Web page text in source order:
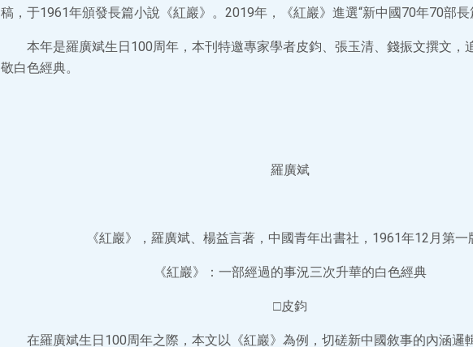
稿，于1961年頒發長篇小說《紅巖》。2019年，《紅巖》進選“新中國70年70部長
本年是羅廣斌生日100周年，本刊特邀專家學者皮鈞、張玉清、錢振文撰文，
敬白色經典。
羅廣斌
《紅巖》，羅廣斌、楊益言著，中國青年出書社，1961年12月第一
《紅巖》：一部經過的事況三次升華的白色經典
□皮鈞
在羅廣斌生日100周年之際，本文以《紅巖》為例，切磋新中國敘事的內涵邏